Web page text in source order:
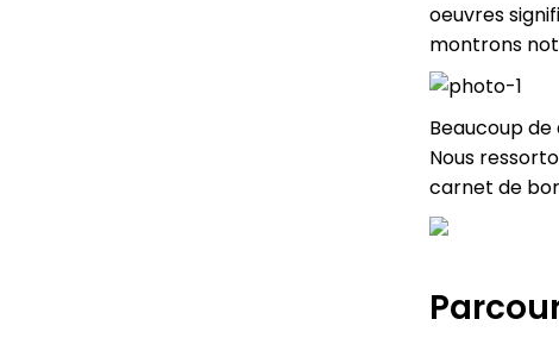
oeuvres
montrons
Beaucoup
Nous
carnet de